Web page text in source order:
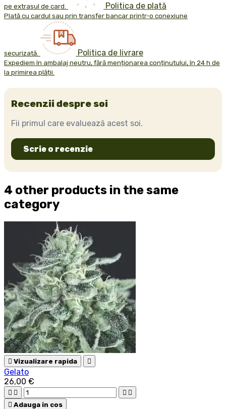
pe extrasul de card. Politica de plată
Plată cu cardul sau prin transfer bancar printr-o conexiune
securizată. Politica de livrare
Expediem în ambalaj neutru, fără menționarea conținutului, în 24 h de
la primirea plății.
Recenzii despre soi
Fii primul care evaluează acest soi.
Scrie o recenzie
4 other products in the same
category
 Vizualizare rapida 
Gelato
26,00 €
   
 Adauga in cos